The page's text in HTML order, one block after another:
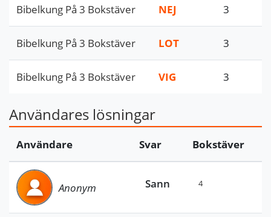
Bibelkung På 3 Bokstäver NEJ 3
Bibelkung På 3 Bokstäver LOT 3
Bibelkung På 3 Bokstäver VIG 3
Användares lösningar
Användare Svar Bokstäver
Anonym Sann 4